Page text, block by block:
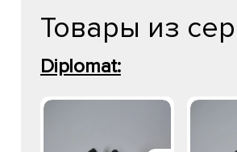
Товары из
Diplomat: